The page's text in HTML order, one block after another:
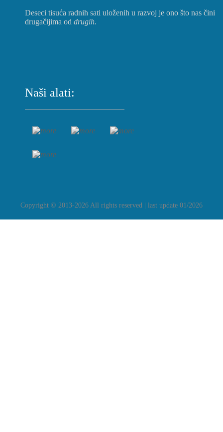
Deseci tisuća radnih sati uloženih u razvoj je ono što nas čini
drugačijima od drugih.
Naši alati:
Copyright © 2013-2026 All rights reserved | last update 01/2026